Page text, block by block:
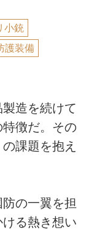
小銃
護装備
造を続けて
徴だ。その
課題を抱え
の一翼を担
る熱き想い